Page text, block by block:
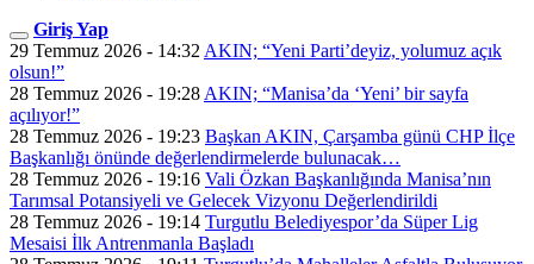
Giriş Yap
29 Temmuz 2026 - 14:32 AKIN; “Yeni Parti’deyiz, yolumuz açık
olsun!”
28 Temmuz 2026 - 19:28 AKIN; “Manisa’da ‘Yeni’ bir sayfa
açılıyor!”
28 Temmuz 2026 - 19:23 Başkan AKIN, Çarşamba günü CHP İlçe
Başkanlığı önünde değerlendirmelerde bulunacak…
28 Temmuz 2026 - 19:16 Vali Özkan Başkanlığında Manisa’nın
Tarımsal Potansiyeli ve Gelecek Vizyonu Değerlendirildi
28 Temmuz 2026 - 19:14 Turgutlu Belediyespor’da Süper Lig
Mesaisi İlk Antrenmanla Başladı